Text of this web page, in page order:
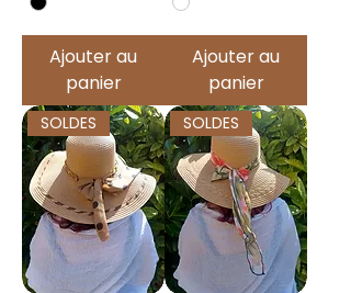
Ajouter au
panier
Ajouter au
panier
SOLDES SOLDES